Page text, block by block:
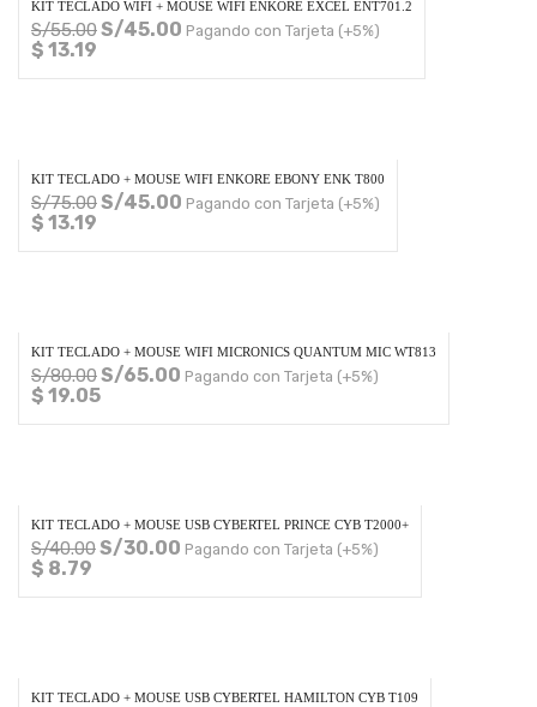
KIT TECLADO WIFI + MOUSE WIFI ENKORE EXCEL ENT701.2
S/55.00S/45.00 Pagando con Tarjeta (+5%)
$ 13.19
KIT TECLADO + MOUSE WIFI ENKORE EBONY ENK T800
S/75.00S/45.00 Pagando con Tarjeta (+5%)
$ 13.19
KIT TECLADO + MOUSE WIFI MICRONICS QUANTUM MIC WT813
S/80.00S/65.00 Pagando con Tarjeta (+5%)
$ 19.05
KIT TECLADO + MOUSE USB CYBERTEL PRINCE CYB T2000+
S/40.00S/30.00 Pagando con Tarjeta (+5%)
$ 8.79
KIT TECLADO + MOUSE USB CYBERTEL HAMILTON CYB T109